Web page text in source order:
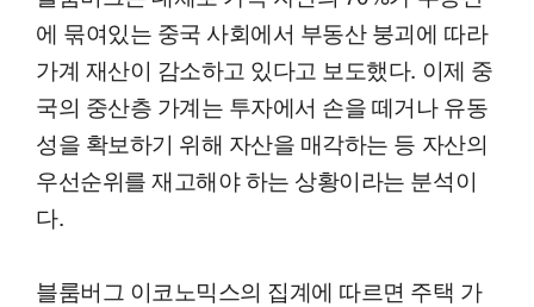
에 묶여있는 중국 사회에서 부동산 붕괴에 따라
가계 재산이 감소하고 있다고 보도했다. 이제 중
국의 중산층 가계는 투자에서 손을 떼거나 유동
성을 확보하기 위해 자산을 매각하는 등 자산의
우선순위를 재고해야 하는 상황이라는 분석이
다.
블룸버그 이코노믹스의 집계에 따르면 주택 가